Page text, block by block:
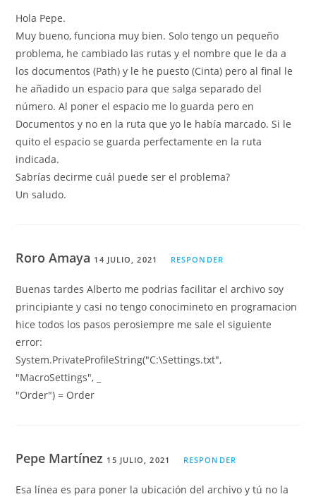
Hola Pepe.
Muy bueno, funciona muy bien. Solo tengo un pequeño
problema, he cambiado las rutas y el nombre que le da a
los documentos (Path) y le he puesto (Cinta) pero al final le
he añadido un espacio para que salga separado del
número. Al poner el espacio me lo guarda pero en
Documentos y no en la ruta que yo le había marcado. Si le
quito el espacio se guarda perfectamente en la ruta
indicada.
Sabrías decirme cuál puede ser el problema?
Un saludo.
Roro Amaya 14 JULIO, 2021 RESPONDER
Buenas tardes Alberto me podrias facilitar el archivo soy
principiante y casi no tengo conocimineto en programacion
hice todos los pasos perosiempre me sale el siguiente
error:
System.PrivateProfileString("C:\Settings.txt",
"MacroSettings", _
"Order") = Order
Pepe Martínez 15 JULIO, 2021 RESPONDER
Esa línea es para poner la ubicación del archivo y tú no la